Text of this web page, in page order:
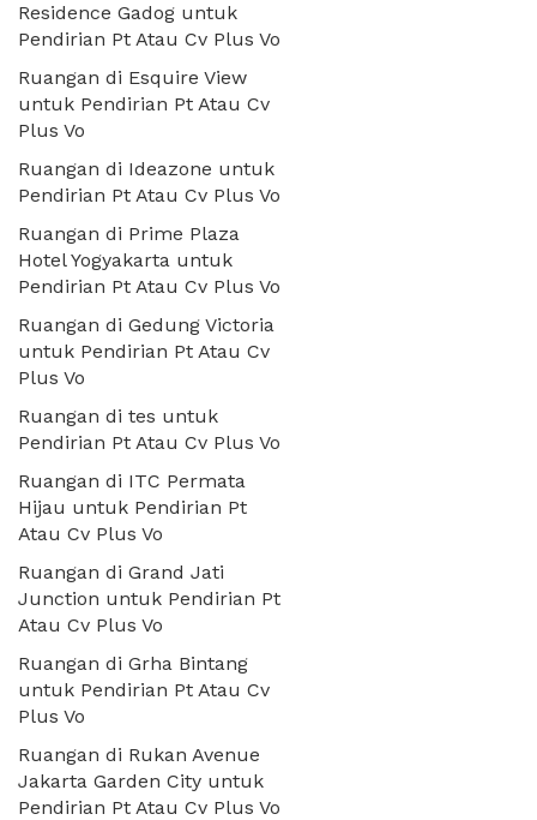
Residence Gadog untuk
Pendirian Pt Atau Cv Plus Vo
Ruangan di Esquire View
untuk Pendirian Pt Atau Cv
Plus Vo
Ruangan di Ideazone untuk
Pendirian Pt Atau Cv Plus Vo
Ruangan di Prime Plaza
Hotel Yogyakarta untuk
Pendirian Pt Atau Cv Plus Vo
Ruangan di Gedung Victoria
untuk Pendirian Pt Atau Cv
Plus Vo
Ruangan di tes untuk
Pendirian Pt Atau Cv Plus Vo
Ruangan di ITC Permata
Hijau untuk Pendirian Pt
Atau Cv Plus Vo
Ruangan di Grand Jati
Junction untuk Pendirian Pt
Atau Cv Plus Vo
Ruangan di Grha Bintang
untuk Pendirian Pt Atau Cv
Plus Vo
Ruangan di Rukan Avenue
Jakarta Garden City untuk
Pendirian Pt Atau Cv Plus Vo